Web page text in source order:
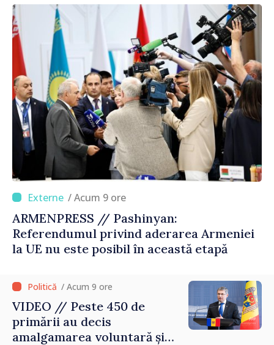
corectă”
/ Acum 9 ore
ARMENPRESS // Pashinyan:
Referendumul privind aderarea Armeniei
la UE nu este posibil în această etapă
/ Acum 9 ore
VIDEO // Peste 450 de
primării au decis
amalgamarea voluntară și